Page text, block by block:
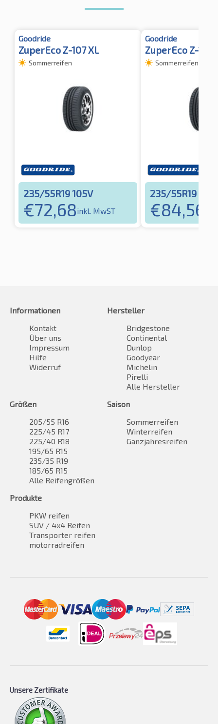
Goodride
ZuperEco Z-107 XL
Sommerreifen
235/55R19 105V
€72,68inkl. MwST
Goodride
ZuperEco Z-107
Sommerreifen
235/55R19
€84,56
Informationen
Kontakt
Über uns
Impressum
Hilfe
Widerruf
Hersteller
Bridgestone
Continental
Dunlop
Goodyear
Michelin
Pirelli
Alle Hersteller
Größen
205/55 R16
225/45 R17
225/40 R18
195/65 R15
235/35 R19
185/65 R15
Alle Reifengrößen
Saison
Sommerreifen
Winterreifen
Ganzjahresreifen
Produkte
PKW reifen
SUV / 4x4 Reifen
Transporter reifen
motorradreifen
Unsere Zertifikate